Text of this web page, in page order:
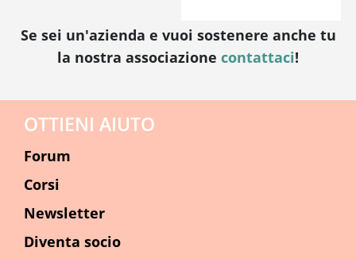
Se sei un'azienda e vuoi sostenere anche tu
la nostra associazione contattaci!
OTTIENI AIUTO
Forum
Corsi
Newsletter
Diventa socio